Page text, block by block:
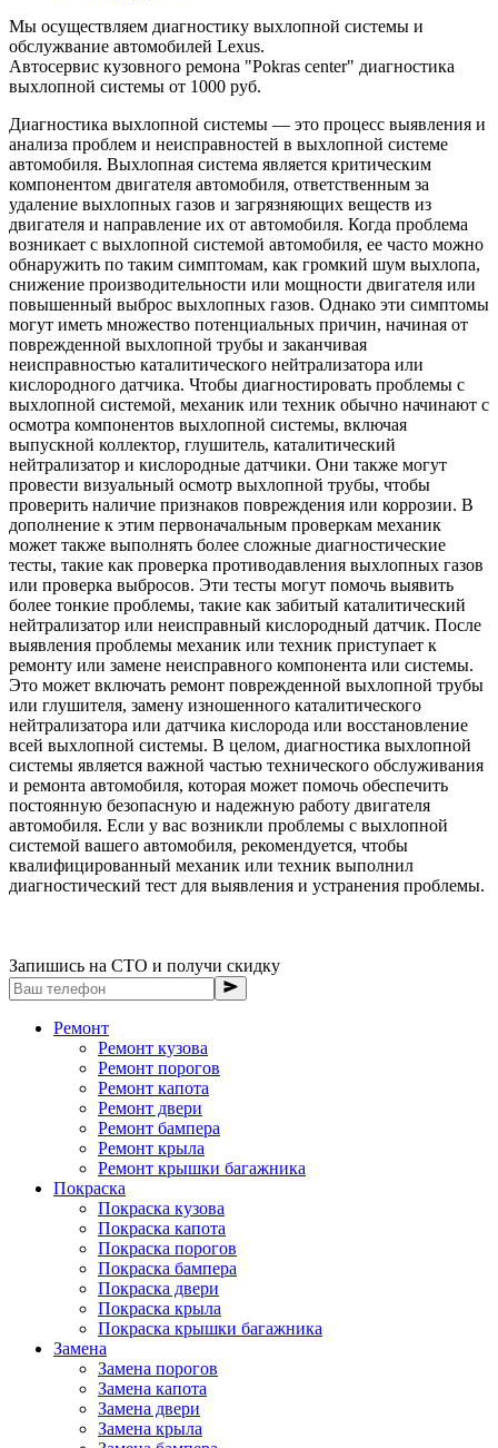
Мы осуществляем диагностику выхлопной системы и
обслужвание автомобилей Lexus.
Автосервис кузовного ремона "Pokras center" диагностика
выхлопной системы от 1000 руб.
Диагностика выхлопной системы — это процесс выявления и
анализа проблем и неисправностей в выхлопной системе
автомобиля. Выхлопная система является критическим
компонентом двигателя автомобиля, ответственным за
удаление выхлопных газов и загрязняющих веществ из
двигателя и направление их от автомобиля. Когда проблема
возникает с выхлопной системой автомобиля, ее часто можно
обнаружить по таким симптомам, как громкий шум выхлопа,
снижение производительности или мощности двигателя или
повышенный выброс выхлопных газов. Однако эти симптомы
могут иметь множество потенциальных причин, начиная от
поврежденной выхлопной трубы и заканчивая
неисправностью каталитического нейтрализатора или
кислородного датчика. Чтобы диагностировать проблемы с
выхлопной системой, механик или техник обычно начинают с
осмотра компонентов выхлопной системы, включая
выпускной коллектор, глушитель, каталитический
нейтрализатор и кислородные датчики. Они также могут
провести визуальный осмотр выхлопной трубы, чтобы
проверить наличие признаков повреждения или коррозии. В
дополнение к этим первоначальным проверкам механик
может также выполнять более сложные диагностические
тесты, такие как проверка противодавления выхлопных газов
или проверка выбросов. Эти тесты могут помочь выявить
более тонкие проблемы, такие как забитый каталитический
нейтрализатор или неисправный кислородный датчик. После
выявления проблемы механик или техник приступает к
ремонту или замене неисправного компонента или системы.
Это может включать ремонт поврежденной выхлопной трубы
или глушителя, замену изношенного каталитического
нейтрализатора или датчика кислорода или восстановление
всей выхлопной системы. В целом, диагностика выхлопной
системы является важной частью технического обслуживания
и ремонта автомобиля, которая может помочь обеспечить
постоянную безопасную и надежную работу двигателя
автомобиля. Если у вас возникли проблемы с выхлопной
системой вашего автомобиля, рекомендуется, чтобы
квалифицированный механик или техник выполнил
диагностический тест для выявления и устранения проблемы.
Запишись на СТО и получи скидку
Ремонт
Ремонт кузова
Ремонт порогов
Ремонт капота
Ремонт двери
Ремонт бампера
Ремонт крыла
Ремонт крышки багажника
Покраска
Покраска кузова
Покраска капота
Покраска порогов
Покраска бампера
Покраска двери
Покраска крыла
Покраска крышки багажника
Замена
Замена порогов
Замена капота
Замена двери
Замена крыла